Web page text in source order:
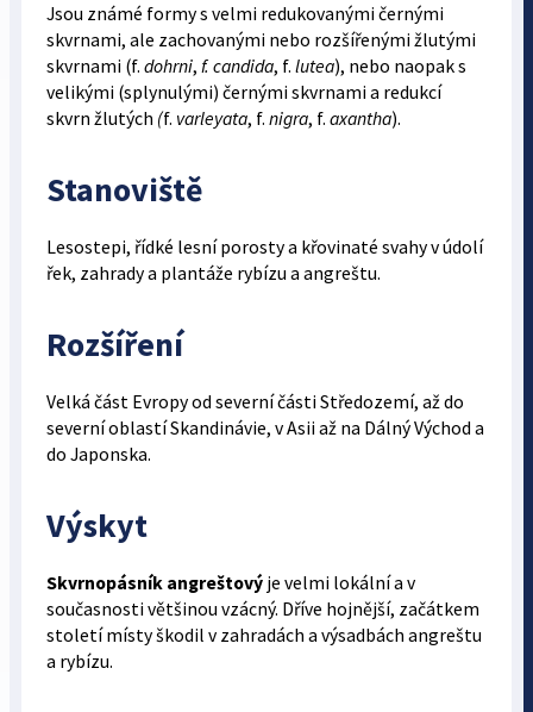
Jsou známé formy s velmi redukovanými černými
skvrnami, ale zachovanými nebo rozšířenými žlutými
skvrnami (f. dohrni, f. candida, f. lutea), nebo naopak s
velikými (splynulými) černými skvrnami a redukcí
skvrn žlutých (f. varleyata, f. nigra, f. axantha).
Stanoviště
Lesostepi, řídké lesní porosty a křovinaté svahy v údolí
řek, zahrady a plantáže rybízu a angreštu.
Rozšíření
Velká část Evropy od severní části Středozemí, až do
severní oblastí Skandinávie, v Asii až na Dálný Východ a
do Japonska.
Výskyt
Skvrnopásník angreštový je velmi lokální a v
současnosti většinou vzácný. Dříve hojnější, začátkem
století místy škodil v zahradách a výsadbách angreštu
a rybízu.